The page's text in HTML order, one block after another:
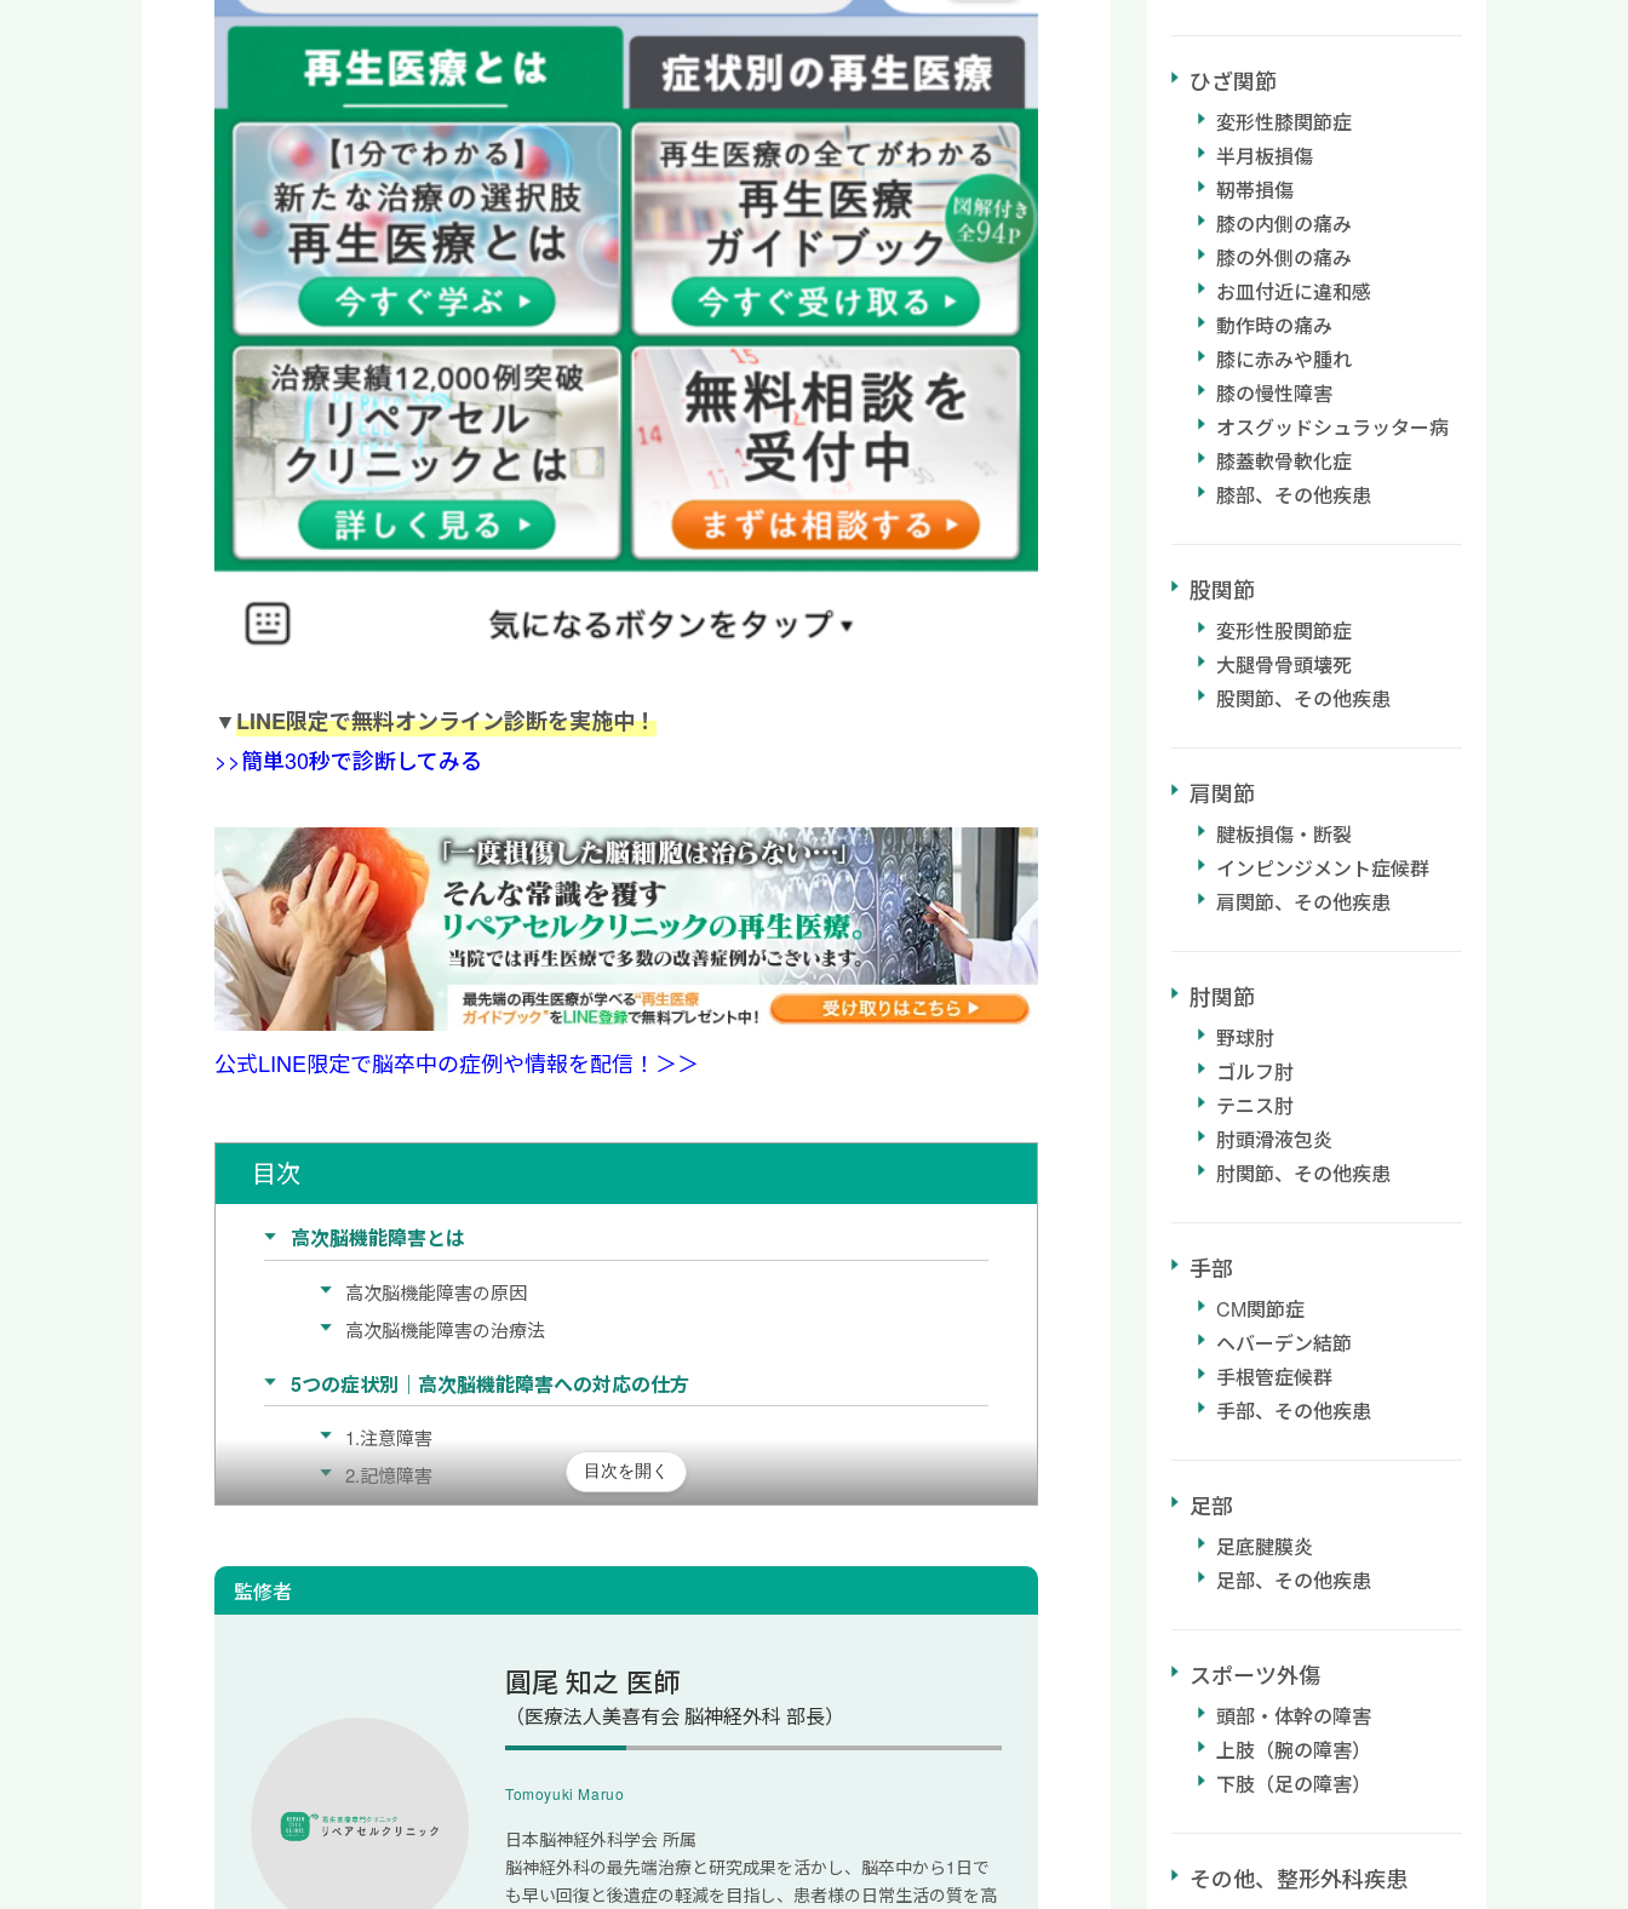
▼LINE限定で無料オンライン診断を実施中！
>>簡単30秒で診断してみる
公式LINE限定で脳卒中の症例や情報を配信！＞＞
目次
高次脳機能障害とは
高次脳機能障害の原因
高次脳機能障害の治療法
5つの症状別｜高次脳機能障害への対応の仕方
1.注意障害
2.記憶障害
3.遂行機能障害
2.医療機関に相談する
まとめ・高次脳機能障害は症状にあわせて対応の仕方を工夫しよう
高次脳機能障害に関するよくある質問
目次を開く
監修者
圓尾 知之 医師
（医療法人美喜有会 脳神経外科 部長）
Tomoyuki Maruo
日本脳神経外科学会 所属
脳神経外科の最先端治療と研究成果を活かし、脳卒中から1日で
も早い回復と後遺症の軽減を目指し、患者様の日常生活の質を高
ひざ関節
変形性膝関節症
半月板損傷
靭帯損傷
膝の内側の痛み
膝の外側の痛み
お皿付近に違和感
動作時の痛み
膝に赤みや腫れ
膝の慢性障害
オスグッドシュラッター病
膝蓋軟骨軟化症
膝部、その他疾患
股関節
変形性股関節症
大腿骨骨頭壊死
股関節、その他疾患
肩関節
腱板損傷・断裂
インピンジメント症候群
肩関節、その他疾患
肘関節
野球肘
ゴルフ肘
テニス肘
肘頭滑液包炎
肘関節、その他疾患
手部
CM関節症
ヘバーデン結節
手根管症候群
手部、その他疾患
足部
足底腱膜炎
足部、その他疾患
スポーツ外傷
頭部・体幹の障害
上肢（腕の障害）
下肢（足の障害）
その他、整形外科疾患